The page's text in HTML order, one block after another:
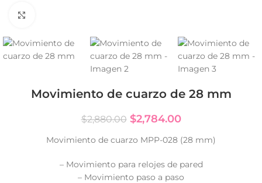
Movimiento de cuarzo de 28 mm
$2,880.00 $2,784.00
Movimiento de cuarzo MPP-028 (28 mm)
– Movimiento para relojes de pared
– Movimiento paso a paso